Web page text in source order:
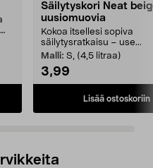
Säilytyskori Neat
uusiomuovia
Kokoa itsellesi sopiva
säilytysratkaisu – use...
Malli: S, (4,5 litraa)
3,99
Lisää ostoskoriin